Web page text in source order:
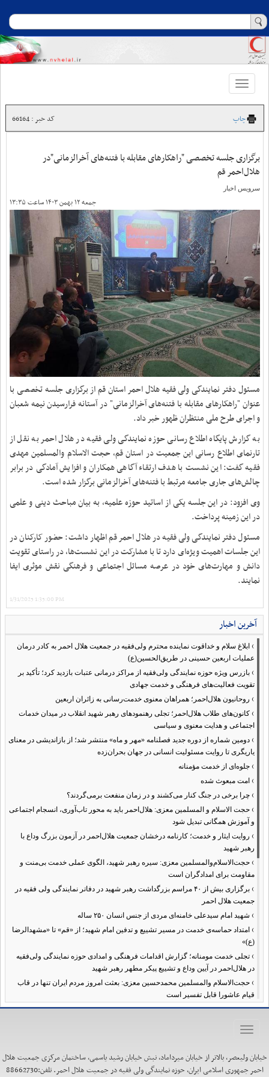
Toggle
navigation
چاپ کد خبر : 66164
برگزاری جلسه تخصصی "راهکارهای مقابله با فتنه‌های آخرالزمانی"در
هلال‌احمر قم
سرویس اخبار
جمعه ۱۲ بهمن ۱۴۰۳ ساعت ۱۳:۳۵
مسئول دفتر نمایندگی ولی فقیه هلال احمر استان قم از برگزاری جلسه‌ تخصصی با
عنوان "راهکارهای مقابله با فتنه‌های آخرالزمانی" در آستانه فرارسیدن نیمه شعبان
و اجرای طرح ملی منتظران ظهور خبر داد.
به گزارش پایگاه اطلاع رسانی حوزه نمایندگی ولی فقیه در هلال احمر به نقل از
تارنمای اطلاع رسانی این جمعیت در استان قم، حجت الاسلام والمسلمین مهدی
فقیه گفت: این نشست با هدف ارتقاء آگاهی همکاران و افزایش آمادگی در برابر
چالش‌های جاری جامعه مرتبط با فتنه‌های آخرالزمانی برگزار شده است.
وی افزود: در این جلسه یکی از اساتید حوزه علمیه، به بیان مباحث دینی و علمی
در این زمینه پرداخت.
مسئول دفتر نمایندگی ولی فقیه در هلال احمر قم اظهار داشت: حضور کارکنان در
این جلسات اهمیت ویژه‌ای دارد تا با مشارکت در این نشست‌ها، در راستای تقویت
دانش و مهارت‌های خود در عرصه مسائل اجتماعی و فرهنگی نقش موثری ایفا
نمایند.
1/31/2025 1:35:00 PM
آخرین اخبار
› ابلاغ سلام و خداقوت نماینده محترم ولی‌فقیه در جمعیت هلال احمر به کادر درمان
عملیات اربعین حسینی در طریق‌الحسین(ع)
› بازرس ویژه حوزه نمایندگی ولی‌فقیه از مراکز درمانی عتبات بازدید کرد؛ تأکید بر
تقویت فعالیت‌های فرهنگی و خدمت جهادی
› روحانیون هلال‌احمر؛ همراهان معنوی خدمت‌رسانی به زائران اربعین
› کانون‌های طلاب هلال‌احمر؛ تجلی رهنمودهای رهبر شهید انقلاب در میدان خدمات
اجتماعی و هدایت معنوی و سیاسی
› دومین شماره از دوره جدید فصلنامه «مهر و ماه» منتشر شد؛ از بازاندیشی در معنای
یاریگری تا روایت مسئولیت انسانی در جهان بحران‌زده
› جلوه‌ای از خدمت مؤمنانه
› امت مبعوث شده
› چرا برخی در جنگ کنار می‌کشند و در زمان منفعت برمی‌گردند؟
› حجت الاسلام و المسلمین معزی: هلال‌احمر باید به محور تاب‌آوری، انسجام اجتماعی
و آموزش همگانی تبدیل شود
› روایت ایثار و خدمت؛ کارنامه درخشان جمعیت هلال‌احمر در آزمون بزرگ وداع با
رهبر شهید
› حجت‌الاسلام‌والمسلمین معزی: سیره رهبر شهید، الگوی عملی خدمت بی‌منت و
مقاومت برای امدادگران است
›
برگزاری بیش از ۴۰ مراسم بزرگداشت رهبر شهید در دفاتر نمایندگی ولی فقیه در
جمعیت هلال احمر
› شهید امام سیدعلی خامنه‌ای مردی از جنس انسان ۲۵۰ ساله
› امتداد حماسه‌ی خدمت در مسیر تشییع و تدفین امام شهید؛ از «قم» تا «مشهدالرضا
(ع)»
› تجلی خدمت مومنانه؛ گزارش اقدامات فرهنگی و امدادی حوزه نمایندگی ولی‌فقیه
در هلال‌احمر در آیین وداع و تشییع پیکر مطهر رهبر شهید
› حجت‌الاسلام والمسلمین محمدحسین معزی: بعثت امروز مردم ایران تنها در قاب
قیام عاشورا قابل تفسیر است
›آمادگی همه‌جانبه معاونت فرهنگی حوزه نمایندگی ولی‌فقیه هلال‌احمر برای
›طنین نوای حسینی در ساختمان صلح؛ ویژه‌برنامه‌های عزاداری دهه اول محرم در
› نماینده ولی‌فقیه در هلال‌احمر: حراست اثرگذار، پشتوانه سرمایه اجتماعی است /
هدف حکومت اسلامی، ساخت جامعه‌ای برای «خلیفه‌الله» شدن انسان‌هاست
Toggle
خیابان ولیعصر، بالاتر از خیابان میرداماد، نبش خیابان رشید یاسمی، ساختمان مرکزی جمعیت هلال
احمر جمهوری اسلامی ایران، حوزه نمایندگی ولی فقیه در جمعیت هلال احمر. تلفن:88662730